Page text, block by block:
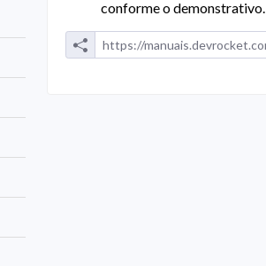
conforme o demonstrativo.